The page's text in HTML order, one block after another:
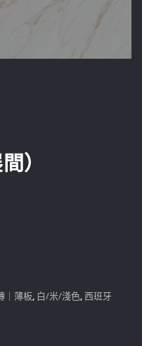
）
｜薄板, 白/米/淺色,西班牙